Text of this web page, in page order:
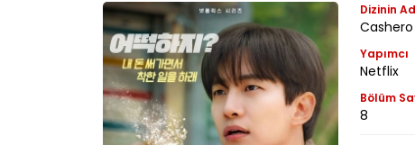
Dizinin
Cashero
Yapımcı
Netflix
Bölüm
8